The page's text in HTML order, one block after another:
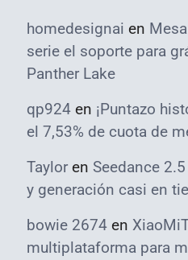
homedesignai en
serie el soporte para
Panther Lake
qp924 en ¡Puntazo
el 7,53% de cuota de
Taylor en Seedance
y generación casi en
bowie 2674 en
multiplataforma para